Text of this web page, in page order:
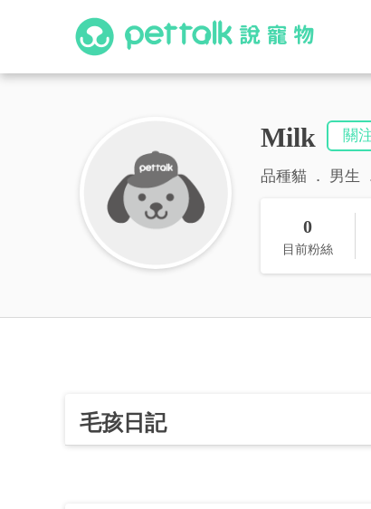
Milk 關
品種貓 男生
0
目前粉絲
毛孩日記